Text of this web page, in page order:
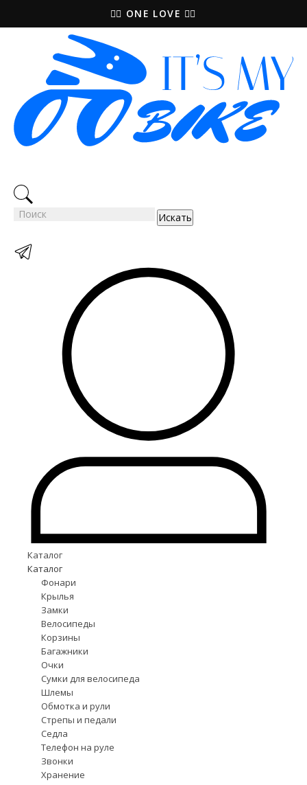
🚵‍♀️ ONE LOVE 🚴‍♀️
Искать
Каталог
Каталог
Фонари
Крылья
Замки
Велосипеды
Корзины
Багажники
Очки
Сумки для велосипеда
Шлемы
Обмотка и рули
Стрепы и педали
Седла
Телефон на руле
Звонки
Хранение